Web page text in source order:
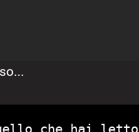
che hai